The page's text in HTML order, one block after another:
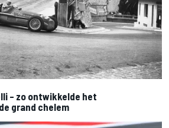
– zo ontwikkelde het
grand chelem